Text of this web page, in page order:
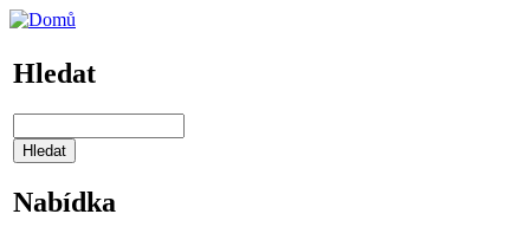
Hledat
Nabídka